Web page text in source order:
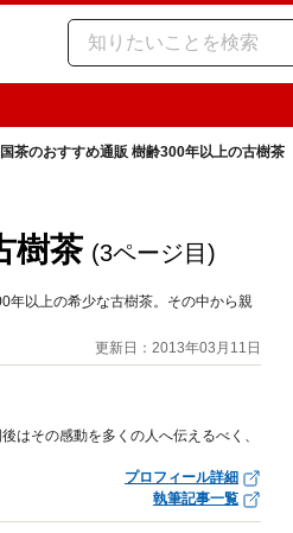
茶のおすすめ通販 樹齢300年以上の古樹茶
樹茶 (3ページ目)
年以上の希少な古樹茶。その中から親
更新日：2013年03月11日
はその感動を多くの人へ伝えるべく、
プロフィール詳細
執筆記事一覧